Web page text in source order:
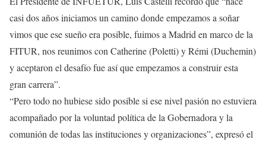
casi dos años iniciamos un camino donde empezamos a soñar
vimos que ese sueño era posible, fuimos a Madrid en marco de la
FITUR, nos reunimos con Catherine (Poletti) y Rémi (Duchemin)
y aceptaron el desafío fue así que empezamos a construir esta
gran carrera”.
“Pero todo no hubiese sido posible si ese nivel pasión no estuviera
acompañado por la voluntad política de la Gobernadora y la
comunión de todas las instituciones y organizaciones”, expresó el